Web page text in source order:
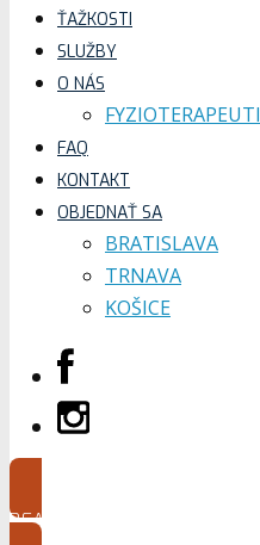
ŤAŽKOSTI
SLUŽBY
O NÁS
FYZIOTERAPEUTI
FAQ
KONTAKT
OBJEDNAŤ SA
BRATISLAVA
TRNAVA
KOŠICE
BEAUTY